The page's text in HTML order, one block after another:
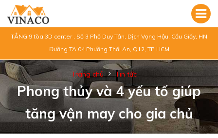
TẦNG 9 tòa 3D center , Số 3 Phố Duy Tân, Dịch Vọng Hậu, Cầu Giấy, HN
Đường TA 04 Phường Thới An, Q12, TP HCM
Trang chủ Tin tức
Phong thủy và 4 yếu tố giúp
tăng vận may cho gia chủ